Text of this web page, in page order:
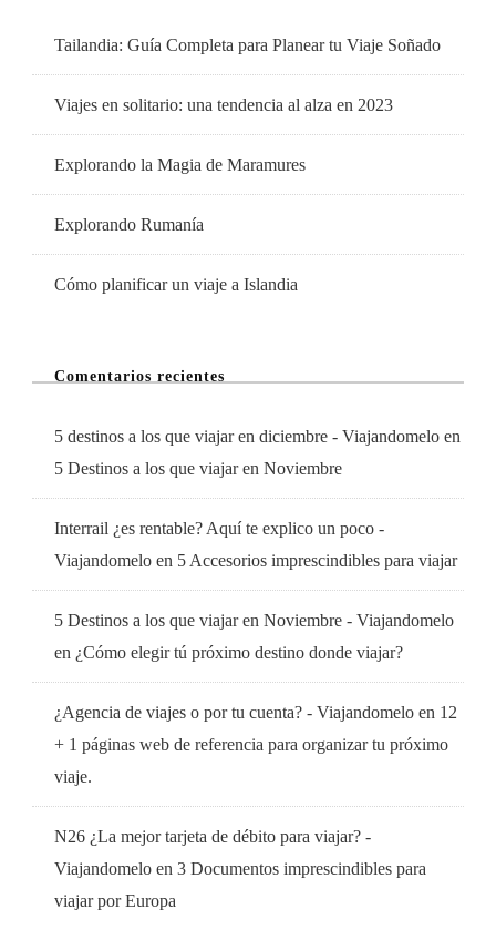
Tailandia: Guía Completa para Planear tu Viaje Soñado
Viajes en solitario: una tendencia al alza en 2023
Explorando la Magia de Maramures
Explorando Rumanía
Cómo planificar un viaje a Islandia
Comentarios recientes
5 destinos a los que viajar en diciembre - Viajandomelo en
5 Destinos a los que viajar en Noviembre
Interrail ¿es rentable? Aquí te explico un poco -
Viajandomelo en 5 Accesorios imprescindibles para viajar
5 Destinos a los que viajar en Noviembre - Viajandomelo
en ¿Cómo elegir tú próximo destino donde viajar?
¿Agencia de viajes o por tu cuenta? - Viajandomelo en 12
+ 1 páginas web de referencia para organizar tu próximo
viaje.
N26 ¿La mejor tarjeta de débito para viajar? -
Viajandomelo en 3 Documentos imprescindibles para
viajar por Europa